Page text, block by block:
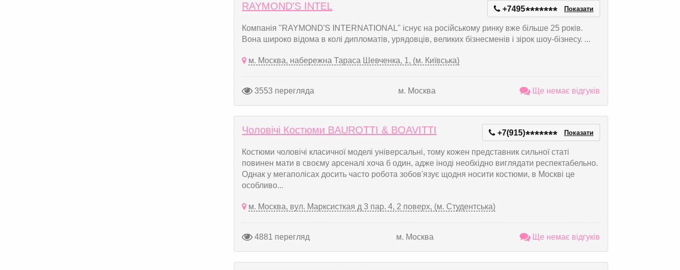
RAYMOND'S INTEL +7495******* Показати
Компанія "RAYMOND'S INTERNATIONAL" існує на російському ринку вже більше 25 років.
Вона широко відома в колі дипломатів, урядовців, великих бізнесменів і зірок шоу-бізнесу. ...
м. Москва, набережна Тараса Шевченка, 1, (м. Київська)
3553 перегляда м. Москва Ще немає відгуків
Чоловічі Костюми BAUROTTI & BOAVITTI +7(915)******* Показати
Костюми чоловічі класичної моделі універсальні, тому кожен представник сильної статі
повинен мати в своєму арсеналі хоча б один, адже іноді необхідно виглядати респектабельно.
Однак у мегаполісах досить часто робота зобов'язує щодня носити костюми, в Москві це
особливо...
м. Москва, вул. Марксисткая д 3 пар. 4, 2 поверх, (м. Студентська)
4881 перегляд м. Москва Ще немає відгуків